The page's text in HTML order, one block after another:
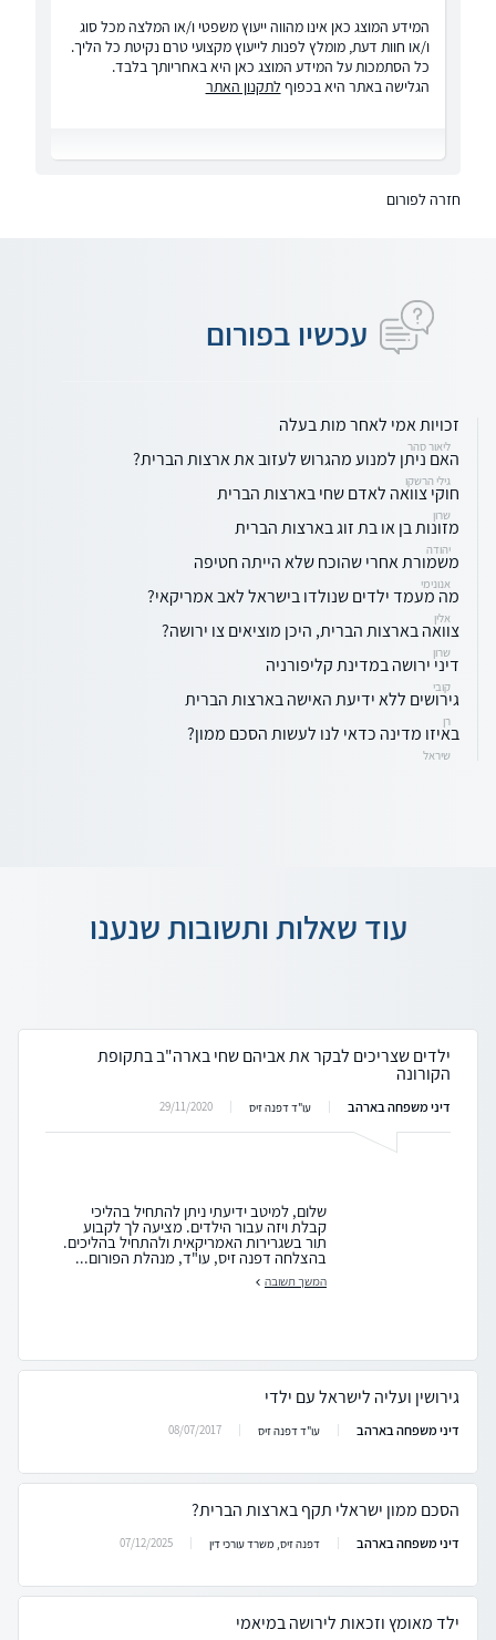
המידע המוצג כאן אינו מהווה ייעוץ משפטי ו/או המלצה מכל סוג
ו/או חוות דעת, מומלץ לפנות לייעוץ מקצועי טרם נקיטת כל הליך.
כל הסתמכות על המידע המוצג כאן היא באחריותך בלבד.
הגלישה באתר היא בכפוף לתקנון האתר
חזרה לפורום
עכשיו בפורום
זכויות אמי לאחר מות בעלה
ליאור סהר
האם ניתן למנוע מהגרוש לעזוב את ארצות הברית?
גילי הרשקו
חוקי צוואה לאדם שחי בארצות הברית
שרון
מזונות בן או בת זוג בארצות הברית
יהודה
משמורת אחרי שהוכח שלא הייתה חטיפה
אנונימי
מה מעמד ילדים שנולדו בישראל לאב אמריקאי?
אלין
צוואה בארצות הברית, היכן מוציאים צו ירושה?
שרון
דיני ירושה במדינת קליפורניה
קובי
גירושים ללא ידיעת האישה בארצות הברית
רן
באיזו מדינה כדאי לנו לעשות הסכם ממון?
שיראל
עוד שאלות ותשובות שנענו
ילדים שצריכים לבקר את אביהם שחי בארה"ב בתקופת
הקורונה
דיני משפחה בארהב עו"ד דפנה זיס 29/11/2020
שלום, למיטב ידיעתי ניתן להתחיל בהליכי
קבלת ויזה עבור הילדים. מציעה לך לקבוע
תור בשגרירות האמריקאית ולהתחיל בהליכים.
בהצלחה דפנה זיס, עו"ד, מנהלת הפורום...
המשך תשובה
גירושין ועליה לישראל עם ילדי
דיני משפחה בארהב עו"ד דפנה זיס 08/07/2017
הסכם ממון ישראלי תקף בארצות הברית?
דיני משפחה בארהב דפנה זיס, משרד עורכי דין 07/12/2025
ילד מאומץ וזכאות לירושה במיאמי